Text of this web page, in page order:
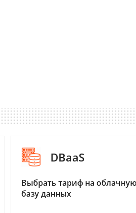
DBaaS
Выбрать тариф на
базу данных